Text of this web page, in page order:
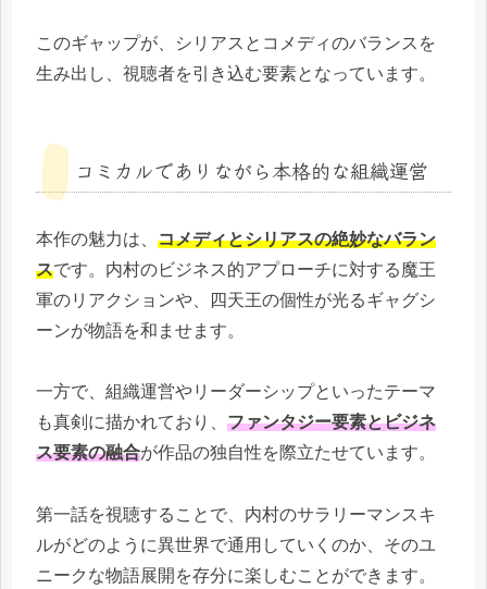
このギャップが、シリアスとコメディのバランスを
生み出し、視聴者を引き込む要素となっています。
コミカルでありながら本格的な組織運営
本作の魅力は、 コメディとシリアスの絶妙なバラン
スです。内村のビジネス的アプローチに対する魔王
軍のリアクションや、四天王の個性が光るギャグシ
ーンが物語を和ませます。
一方で、組織運営やリーダーシップといったテーマ
も真剣に描かれており、 ファンタジー要素とビジネ
ス要素の融合が作品の独自性を際立たせています。
第一話を視聴することで、内村のサラリーマンスキ
ルがどのように異世界で通用していくのか、そのユ
ニークな物語展開を存分に楽しむことができます。